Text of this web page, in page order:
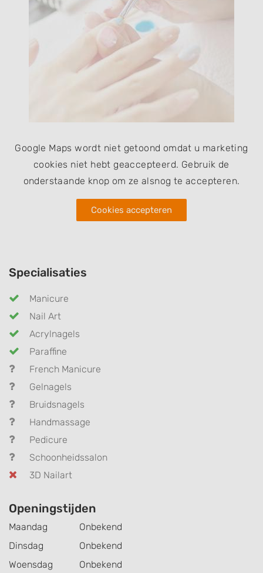
Google Maps wordt niet getoond omdat u marketing
cookies niet hebt geaccepteerd. Gebruik de
onderstaande knop om ze alsnog te accepteren.
Cookies accepteren
Specialisaties
Manicure
Nail Art
Acrylnagels
Paraffine
French Manicure
Gelnagels
Bruidsnagels
Handmassage
Pedicure
Schoonheidssalon
3D Nailart
Openingstijden
Maandag
Onbekend
Dinsdag
Onbekend
Woensdag
Onbekend